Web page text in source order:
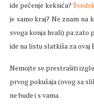
ide pečenje keksića?
je samo kraj? Ne znam na
svoga konja hvali) pa zato
ide na listu slatkiša za ovaj
Nemojte se prestrašiti
prvog pokušaja (ovog sa
ne bude i s vama.